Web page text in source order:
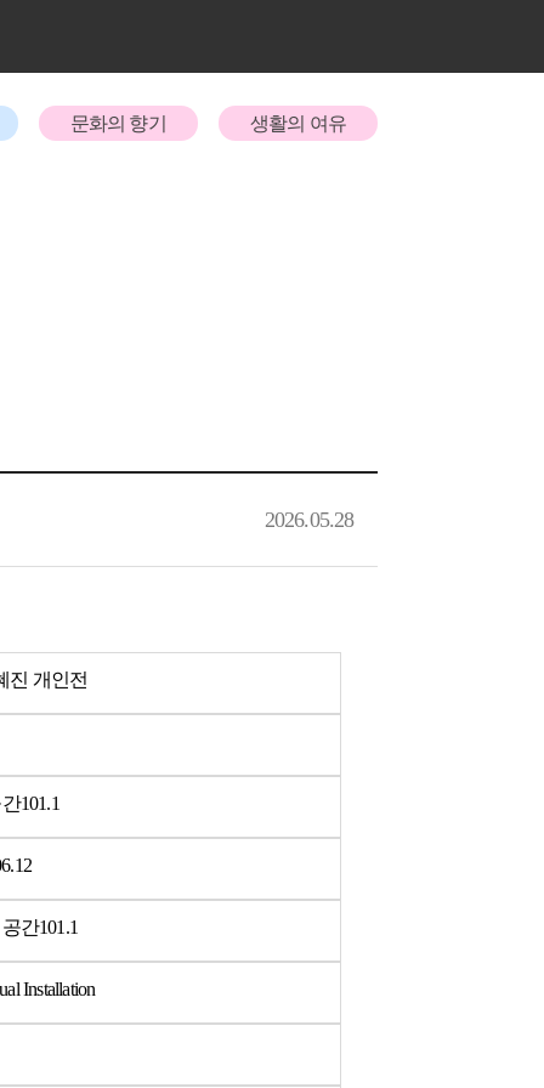
문화의 향기 생활의 여유
2026.05.28
진 개인전
101.1
간101.1
Installation